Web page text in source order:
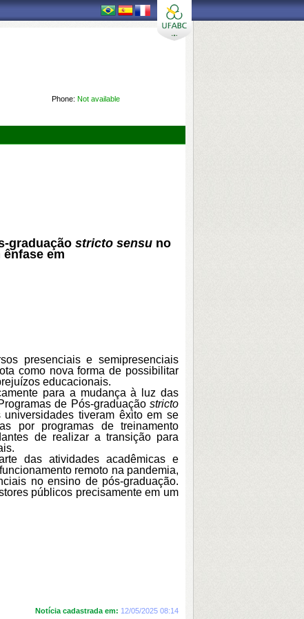
Phone: Not available
graduação stricto sensuno
em
presenciais e semipresenciais
como nova forma de possibilitar
educacionais.
para a mudança à luz das
de Pós-graduação stricto
tiveram êxito em se
por programas de treinamento
de realizar a transição para
das atividades acadêmicas e
remoto na pandemia,
no ensino de pós-graduação.
públicos precisamente em um
Notícia cadastrada em: 12/05/2025 08:14